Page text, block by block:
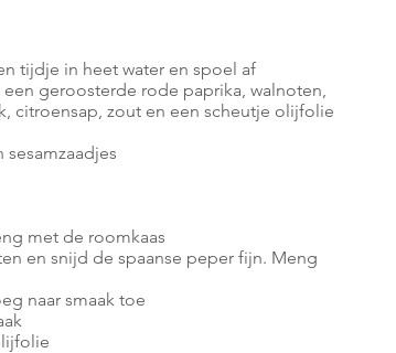
tijdje in heet water en spoel af
geroosterde rode paprika, walnoten,
citroensap, zout en een scheutje olijfolie
met de roomkaas
en snijd de spaanse peper fijn. Meng
naar smaak toe